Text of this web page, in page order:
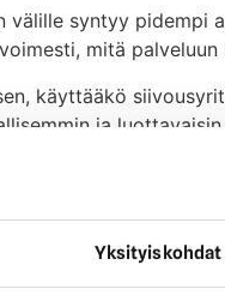
Yksityiskohdat
syntyy
mitä
käyttääkö
ja luottavaisin
toteuttajaksi!
antama